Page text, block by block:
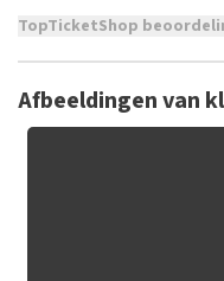
TopTicketShop
niet mogelijk om een
tickets hebt
grof taalgebruik en/of
Het kan enkele weken
Afbeeldingen van